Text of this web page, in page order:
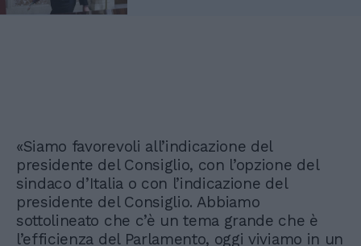
«Siamo favorevoli all’indicazione del
presidente del Consiglio, con l’opzione del
sindaco d’Italia o con l’indicazione del
presidente del Consiglio. Abbiamo
sottolineato che c’è un tema grande che è
l’efficienza del Parlamento, oggi viviamo in un